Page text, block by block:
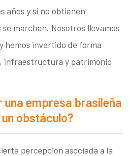
años y si no obtienen
marchan. Nosotros llevamos
hemos invertido de forma
infraestructura y patrimonio
una empresa brasileña
obstáculo?
percepción asociada a la